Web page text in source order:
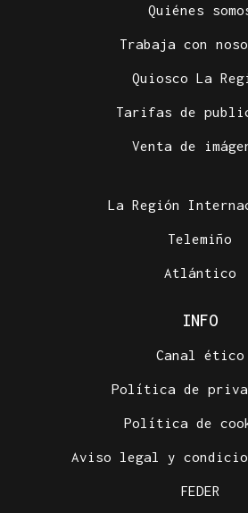
Quiénes
Trabaja con
Quiosco La
Tarifas de
Venta de
La Región
Telemiño
Atlántico
INFO
Canal ético
Política de
Política de
Aviso legal y
FEDER